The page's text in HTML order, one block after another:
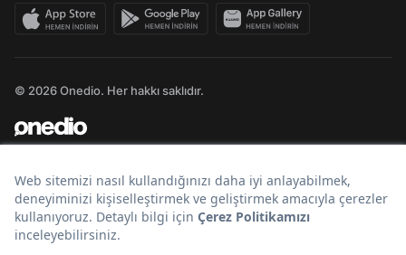
© 2026 Onedio. Her hakkı saklıdır.
Bir markasıdır.